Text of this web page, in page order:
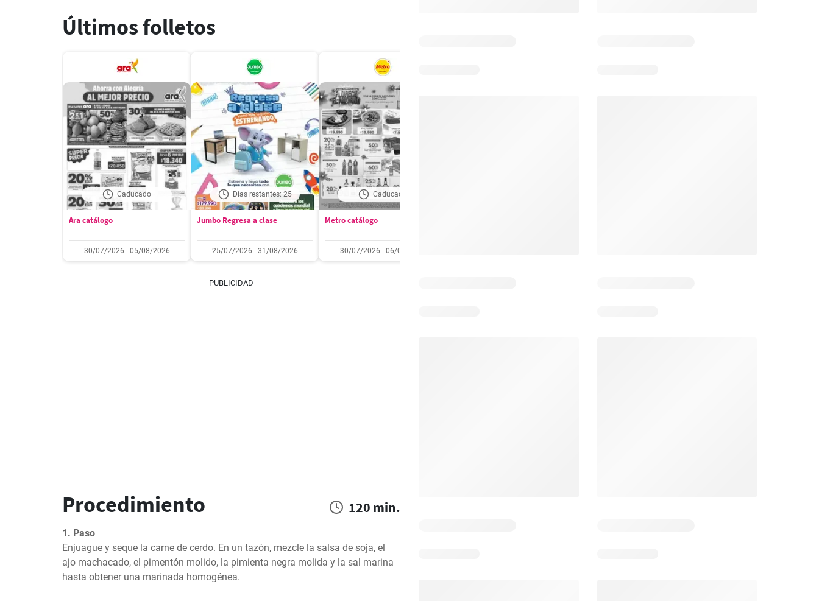
Últimos folletos
Caducado
Ara catálogo
30/07/2026 - 05/08/2026
Días restantes: 25
Jumbo Regresa a clase
25/07/2026 - 31/08/2026
Caducado
Metro catálogo
30/07/2026 - 06/08/2026
PUBLICIDAD
Procedimiento 120 min.
1. Paso
Enjuague y seque la carne de cerdo. En un tazón, mezcle la salsa de soja, el
ajo machacado, el pimentón molido, la pimienta negra molida y la sal marina
hasta obtener una marinada homogénea.